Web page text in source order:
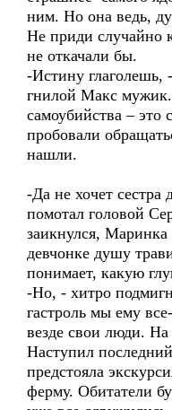
ним. Но она ведь,
Не приди случайно
не откачали бы.
-Истину глаголешь,
гнилой Макс
самоубийства –
пробовали
нашли.
-Да не хочет
помотал головой
заикнулся, Маринка
девчонке душу
понимает, какую
-Но, - хитро
гастроль мы ему
везде свои люди.
Наступил
предстояла
ферму. Обитатели